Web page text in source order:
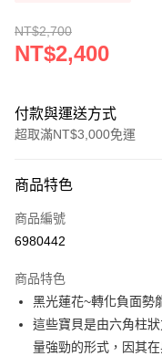
NT$2,700
NT$2,400
付款與運送方式
超取滿NT$3,000免運
信用卡一次付款
超商取貨付款
Apple Pay
街口支付
商品特色
商品編號
6980442
商品特色
黑光蓮花~轉化負面勢
這些寶貝是由六角柱
量強勁的形式，因其